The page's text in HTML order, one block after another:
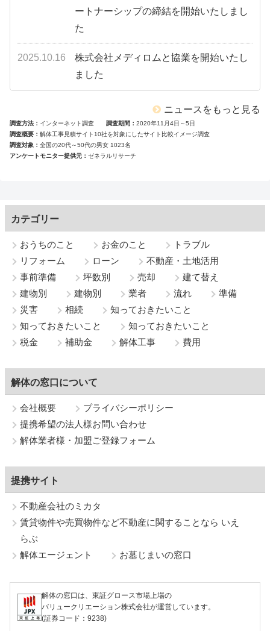
ートナーシップの締結を開始いたしまし
た
2025.10.16
株式会社メディロムと協業を開始いたし
ました
ニュースをもっと見る
調査方法 インターネット調査 調査期間
2020年11月4日～5日
調査概要
解体工事見積サイト10社を対象にしたサイト比較イメージ調査
調査対象
全国の20代～50代の男女 1023名
アンケートモニター提供元
ゼネラルリサーチ
カテゴリー
おうちのこと お金のこと
トラブル
リフォーム
ローン
不動産・土地活用
事前準備
坪数別 売却
建て替え
建物別
建物別 業者 流れ
準備
災害
相続
知っておきたいこと
知っておきたいこと
知っておきたいこと
税金
補助金 解体工事 費用
解体の窓口について
会社概要
プライバシーポリシー
提携希望の法人様お問い合わせ
解体業者様・加盟ご登録フォーム
提携サイト
不動産会社のミカタ
賃貸物件や売買物件など不動産に関することなら いえ
らぶ
解体エージェント
お墓じまいの窓口
解体の窓口は、東証グロース市場上場の
バリュークリエーション株式会社が運営しています。
(証券コード：9238)